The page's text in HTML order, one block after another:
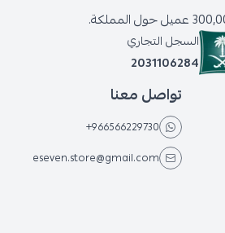
السجل التجاري
2031106284
تواصل معنا
+966566229730
eseven.store@gmail.com